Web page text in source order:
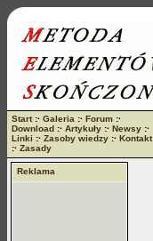
Start:· Galeria :· Forum :·
Download :· Artykuły :· Newsy :·
Linki :· Zasoby wiedzy :· Kontakt
:· Zasady
Reklama